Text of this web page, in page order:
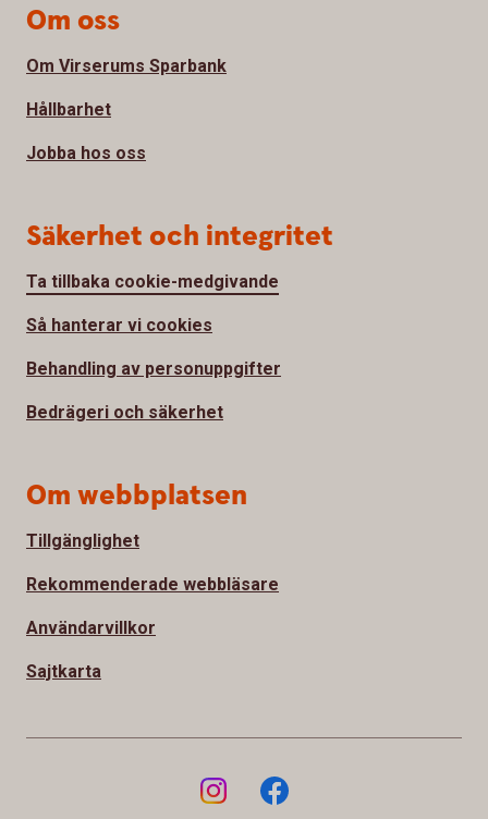
Om oss
Om Virserums Sparbank
Hållbarhet
Jobba hos oss
Säkerhet och integritet
Ta tillbaka cookie-medgivande
Så hanterar vi cookies
Behandling av personuppgifter
Bedrägeri och säkerhet
Om webbplatsen
Tillgänglighet
Rekommenderade webbläsare
Användarvillkor
Sajtkarta